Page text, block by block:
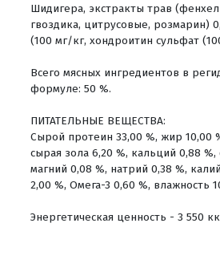
Шидигера, экстракты трав
гвоздика, цитрусовые, розмарин)
(100 мг/кг, хондроитин сульфат
Всего мясных ингредиентов в
формуле: 50 %.
ПИТАТЕЛЬНЫЕ ВЕЩЕСТВА:
Сырой протеин 33,00 %, жир 10,00
сырая зола 6,20 %, кальций 0,88
магний 0,08 %, натрий 0,38 %,
2,00 %, Омега-3 0,60 %, влажность
Энергетическая ценность - 3 550